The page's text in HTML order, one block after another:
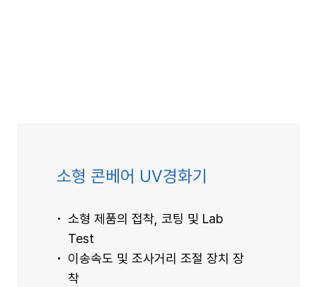
소형 콘베어 UV경화기
소형 제품의 접착, 코팅 및 Lab
Test
이송속도 및 조사거리 조절 장치 장
착